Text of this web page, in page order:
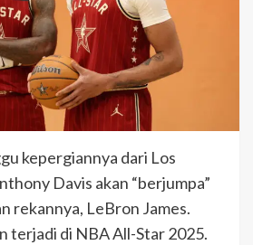
kepergiannya dari Los
Davis akan “berjumpa”
rekannya, LeBron James.
terjadi di NBA All-Star 2025.